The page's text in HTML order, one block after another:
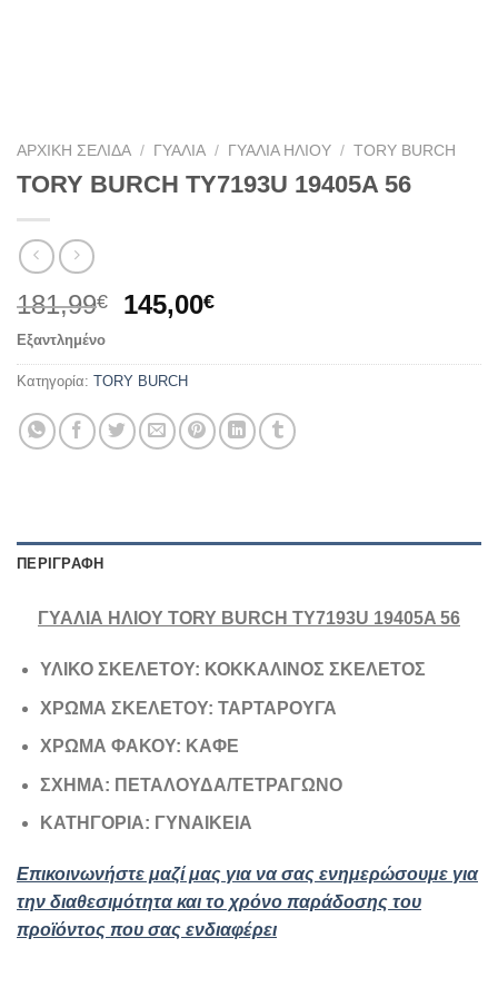
ΑΡΧΙΚΉ ΣΕΛΊΔΑ / ΓΥΑΛΙΆ / ΓΥΑΛΙΆ ΗΛΊΟΥ / TORY BURCH
TORY BURCH TY7193U 19405A 56
181,99€
Original
was:
181,99€.
145,00€Η
τιμή
145,00€.
Εξαντλημένο
Κατηγορία: TORY BURCH
ΠΕΡΙΓΡΑΦΉ
ΓΥΑΛΙΑ ΗΛΙΟΥ TORY BURCH TY7193U 19405A 56
ΥΛΙΚΟ ΣΚΕΛΕΤΟΥ: ΚΟΚΚΑΛΙΝΟΣ ΣΚΕΛΕΤΟΣ
ΧΡΩΜΑ ΣΚΕΛΕΤΟΥ: ΤΑΡΤΑΡΟΥΓΑ
ΧΡΩΜΑ ΦΑΚΟΥ: ΚΑΦΕ
ΣΧΗΜΑ: ΠΕΤΑΛΟΥΔΑ/ΤΕΤΡΑΓΩΝΟ
ΚΑΤΗΓΟΡΙΑ: ΓΥΝΑΙΚΕΙΑ
Επικοινωνήστε μαζί μας για να σας ενημερώσουμε για
την διαθεσιμότητα και το χρόνο παράδοσης του
προϊόντος που σας ενδιαφέρει